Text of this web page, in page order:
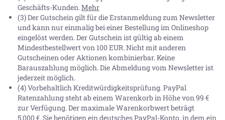
Geschäfts-Kunden.Mehr
(3) Der Gutschein gilt für die Erstanmeldung zum Newsletter
und kann nur einmalig bei einer Bestellung im Onlineshop
eingelöst werden. Der Gutschein ist gültig ab einem
Mindestbestellwert von 100 EUR. Nicht mit anderen
Gutscheinen oder Aktionen kombinierbar. Keine
Barauszahlung möglich. Die Abmeldung vom Newsletter ist
jederzeit möglich.
(4) Vorbehaltlich Kreditwürdigkeitsprüfung. PayPal
Ratenzahlung steht ab einem Warenkorb in Höhe von99 €
zur Verfügung. Der maximale Warenkorbwert beträgt
5.000 €. Sie benötigen ein deutsches PayPal-Konto, in dem ein